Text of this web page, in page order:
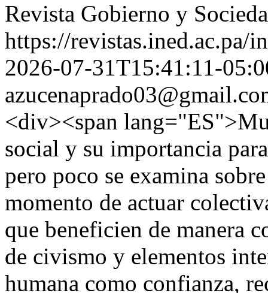
Revista Gobierno y
https://revistas.ined.ac.pa/
2026-07-31T15:41:11-
<div><span
social y su importancia
pero poco se examina
momento de actuar
que beneficien de manera
de civismo y elementos
humana como confianza,